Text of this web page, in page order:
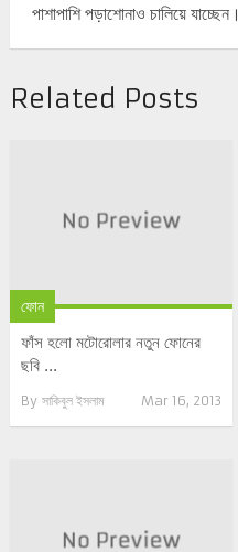
পাশাপাশি পড়াশোনাও চালিয়ে যাচ্ছেন।
Related Posts
ফোন
ফাঁস হলো মটোরোলার নতুন ফোনের
ছবি ...
By সাকিবুল ইসলাম Mar 16, 2013